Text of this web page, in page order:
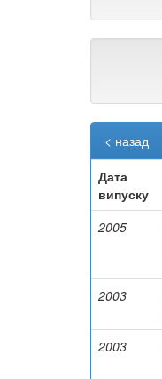
< назад
Дата
випуску
2005
2003
2003